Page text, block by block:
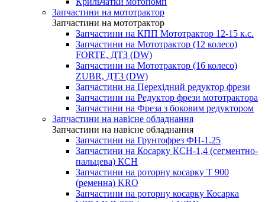
Запчастини на мототрактор
Запчастини на мототрактор
Запчастини на КПП Мототрактор 12-15 к.с.
Запчастини на Мототрактор (12 колесо)
FORTE, ДТЗ (DW)
Запчастини на Мототрактор (16 колесо)
ZUBR, ДТЗ (DW)
Запчастини на Перехідний редуктор фрези
Запчастини на Редуктор фрези мототрактора
Запчастини на Фреза з боковим редуктором
Запчастини на навісне обладнання
Запчастини на навісне обладнання
Запчастини на Грунтофрез ФН-1.25
Запчастини на Косарку КСН-1,4 (сегментно-
пальцева) КСН
Запчастини на роторну косарку T 900
(ременна) KRO
Запчастини на роторну косарку Косарка